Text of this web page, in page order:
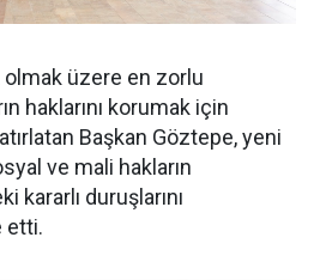
üzere en zorlu
haklarını korumak için
Başkan Göztepe, yeni
ve mali hakların
kararlı duruşlarını
etti.